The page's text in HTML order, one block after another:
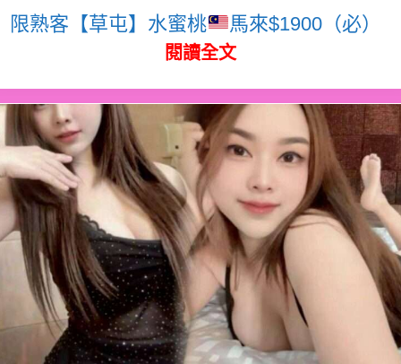
限熟客【草屯】水蜜桃 馬來$1900（必）
閱讀全文